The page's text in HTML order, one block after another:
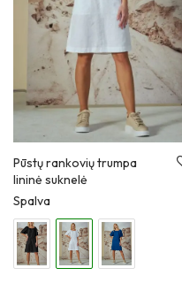
Pūstų rankovių trumpa
lininė suknelė
Spalva